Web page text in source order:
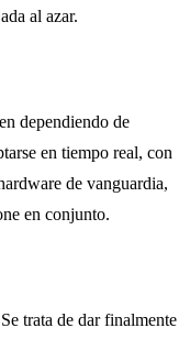
al azar.
dependiendo de
en tiempo real, con
de vanguardia,
en conjunto.
trata de dar finalmente